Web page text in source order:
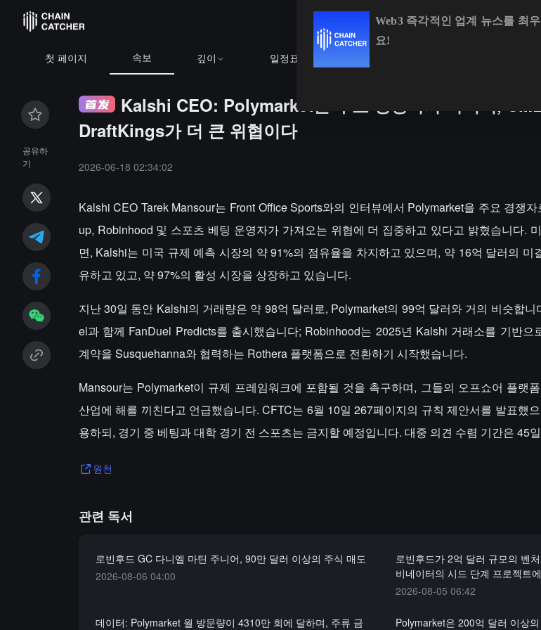
첫 페이지 속보 깊이 일정표
공유하
기
Kalshi CEO: Polymarket은 주요 경쟁자가 아니며,
DraftKings가 더 큰 위협이다
2026-06-18 02:34:02
Kalshi CEO Tarek Mansour는 Front Office Sports와의 인터뷰에서 Polymarket을 주요 경쟁
up, Robinhood 및 스포츠 베팅 운영자가 가져오는 위협에 더 집중하고 있다고 밝혔습니다.
면, Kalshi는 미국 규제 예측 시장의 약 91%의 점유율을 차지하고 있으며, 약 16억 달러의 미
유하고 있고, 약 97%의 활성 시장을 상장하고 있습니다.
지난 30일 동안 Kalshi의 거래량은 약 98억 달러로, Polymarket의 99억 달러와 거의 비슷합
el과 함께 FanDuel Predicts를 출시했습니다; Robinhood는 2025년 Kalshi 거래소를 기반으
계약을 Susquehanna와 협력하는 Rothera 플랫폼으로 전환하기 시작했습니다.
Mansour는 Polymarket이 규제 프레임워크에 포함될 것을 촉구하며, 그들의 오프쇼어 플랫
산업에 해를 끼친다고 언급했습니다. CFTC는 6월 10일 267페이지의 규칙 제안서를 발표했
용하되, 경기 중 베팅과 대학 경기 전 스포츠는 금지할 예정입니다. 대중 의견 수렴 기간은 45
원천
관련 독서
로빈후드 GC 다니엘 마틴 주니어, 90만 달러 이상의 주식 매도
2026-08-06 04:00
로빈후드가 2억 달러 규모의 벤
비네이터의 시드 단계 프로젝트
2026-08-05 06:42
데이터: Polymarket 월 방문량이 4310만 회에 달하며, 주류 금 Polymarket은 200억 달러 이상
Web3 즉각적인 업계 뉴스를 최
요!